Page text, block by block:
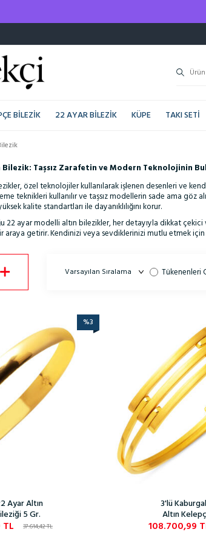
BILEZIK 22 AYAR BILEZIK KÜPE TAKI SETI
Taşsız Zarafetin ve Modern Teknolojinin
özel teknolojiler kullanılarak işlenen desenleri ve
teknikleri kullanılır ve taşsız modellerin sade ama
kalite standartları ile dayanıklılığını korur.
22 ayar modelli altın bilezikler, her detayıyla dikkat
araya getirir. Kendinizi veya sevdiklerinizi mutlu etmek
Tükenenleri
%3
Ayar Altın
5 Gr.
37.614,42TL
TL
3'lü
Altın
108.700,99